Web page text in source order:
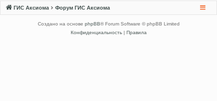
ГИС Аксиома Форум ГИС Аксиома
Создано на основе phpBB® Forum Software © phpBB Limited
Конфиденциальность| Правила